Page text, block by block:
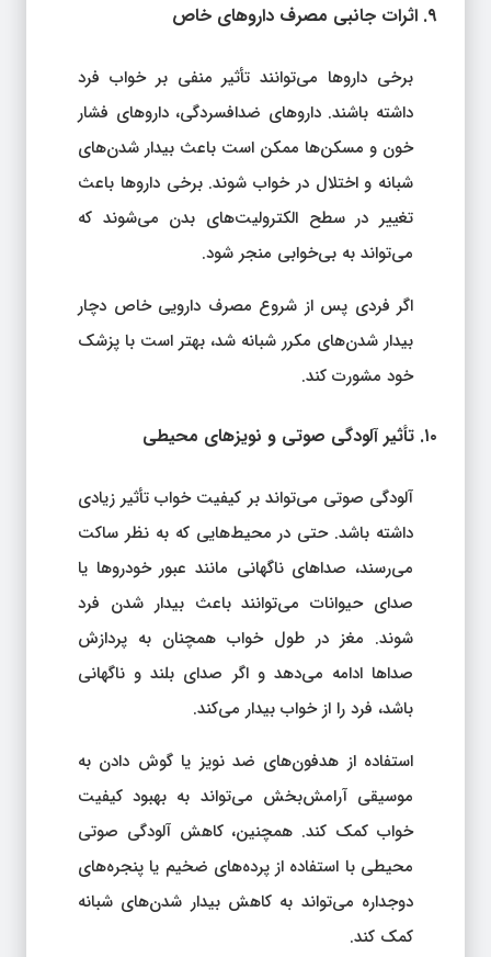
۹. اثرات جانبی مصرف داروهای خاص
برخی داروها می‌توانند تأثیر منفی بر خواب فرد
داشته باشند. داروهای ضدافسردگی، داروهای فشار
خون و مسکن‌ها ممکن است باعث بیدار شدن‌های
شبانه و اختلال در خواب شوند. برخی داروها باعث
تغییر در سطح الکترولیت‌های بدن می‌شوند که
می‌تواند به بی‌خوابی منجر شود.
اگر فردی پس از شروع مصرف دارویی خاص دچار
بیدار شدن‌های مکرر شبانه شد، بهتر است با پزشک
خود مشورت کند.
۱۰. تأثیر آلودگی صوتی و نویزهای محیطی
آلودگی صوتی می‌تواند بر کیفیت خواب تأثیر زیادی
داشته باشد. حتی در محیط‌هایی که به نظر ساکت
می‌رسند، صداهای ناگهانی مانند عبور خودروها یا
صدای حیوانات می‌توانند باعث بیدار شدن فرد
شوند. مغز در طول خواب همچنان به پردازش
صداها ادامه می‌دهد و اگر صدای بلند و ناگهانی
باشد، فرد را از خواب بیدار می‌کند.
استفاده از هدفون‌های ضد نویز یا گوش دادن به
موسیقی آرامش‌بخش می‌تواند به بهبود کیفیت
خواب کمک کند. همچنین، کاهش آلودگی صوتی
محیطی با استفاده از پرده‌های ضخیم یا پنجره‌های
دوجداره می‌تواند به کاهش بیدار شدن‌های شبانه
کمک کند.